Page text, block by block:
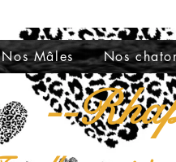
Nos Mâles Nos